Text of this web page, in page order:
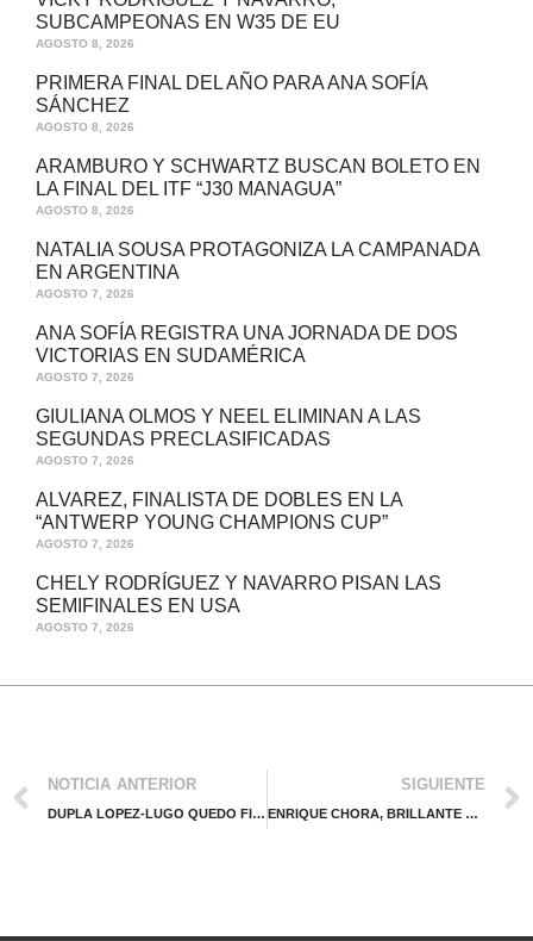
SUBCAMPEONAS EN W35 DE EU
AGOSTO 8, 2026
PRIMERA FINAL DEL AÑO PARA ANA SOFÍA
SÁNCHEZ
AGOSTO 8, 2026
ARAMBURO Y SCHWARTZ BUSCAN BOLETO EN
LA FINAL DEL ITF “J30 MANAGUA”
AGOSTO 8, 2026
NATALIA SOUSA PROTAGONIZA LA CAMPANADA
EN ARGENTINA
AGOSTO 7, 2026
ANA SOFÍA REGISTRA UNA JORNADA DE DOS
VICTORIAS EN SUDAMÉRICA
AGOSTO 7, 2026
GIULIANA OLMOS Y NEEL ELIMINAN A LAS
SEGUNDAS PRECLASIFICADAS
AGOSTO 7, 2026
ALVAREZ, FINALISTA DE DOBLES EN LA
“ANTWERP YOUNG CHAMPIONS CUP”
AGOSTO 7, 2026
CHELY RODRÍGUEZ Y NAVARRO PISAN LAS
SEMIFINALES EN USA
AGOSTO 7, 2026
NOTICIA ANTERIOR
DUPLA LOPEZ-LUGO QUEDO FINALISTA POR SEGUNDA VEZ EN COSTA RICA
SIGUIENTE
ENRIQUE CHORA, BRILLANTE CAMPEON DEL TORNEO J60 DE MANAGUA